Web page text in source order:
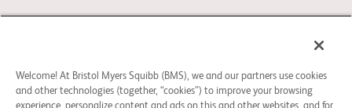
viaEUDPO@BMS.com for at udøve de
databeskyttelsesrettigheder, som du måtte have, samt for
Welcome! At Bristol Myers Squibb (BMS), we and our partners use cookies
and other technologies (together, “cookies”) to improve your browsing